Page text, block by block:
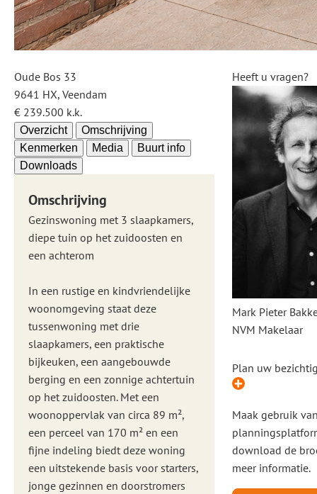
Oude Bos 33
9641 HX, Veendam
€ 239.500 k.k.
Overzicht
Omschrijving
Kenmerken
Media
Buurt info
Downloads
Omschrijving
Gezinswoning met 3 slaapkamers,
diepe tuin op het zuidoosten en
een achterom
In een rustige en kindvriendelijke
woonomgeving staat deze
tussenwoning met drie
slaapkamers, een praktische
bijkeuken, een aangebouwde
berging en een zonnige achtertuin
op het zuidoosten. Met een
woonoppervlak van circa 89 m²,
een perceel van 170 m² en een
fijne indeling biedt deze woning
een uitstekende basis voor starters,
jonge gezinnen en doorstromers
Heeft u vragen?
Mark Pieter
NVM Makelaar
Plan uw
Maak gebruik
download de
meer informatie.